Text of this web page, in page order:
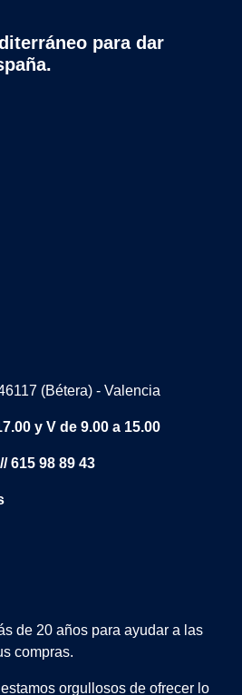
para dar
(Bétera) - Valencia
y V de 9.00 a 15.00
615 98 89 43
de 20 años para ayudar a las
compras.
orgullosos de ofrecer lo